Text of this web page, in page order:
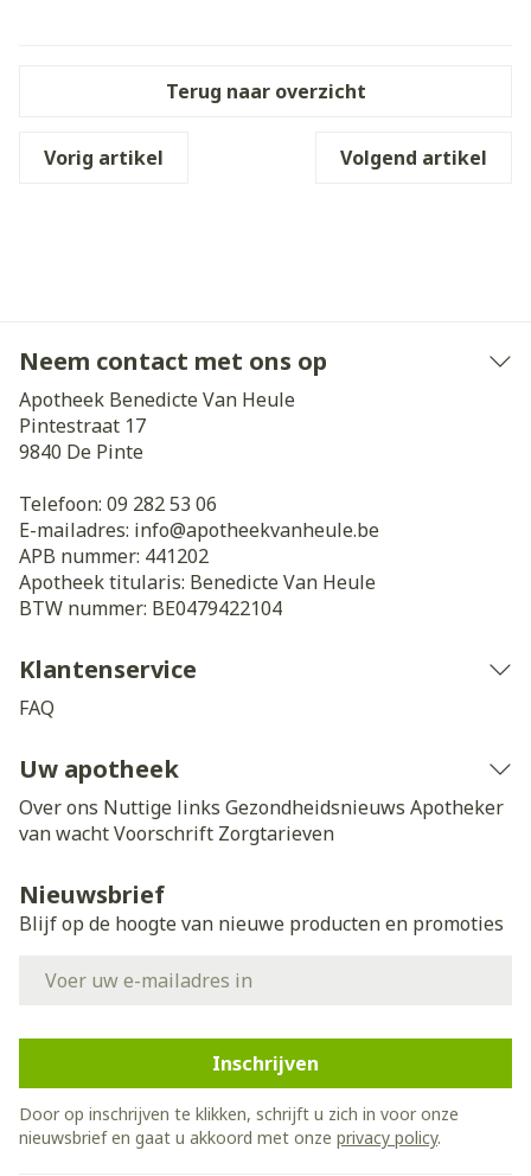
Terug naar overzicht
Vorig artikel Volgend artikel
Neem contact met ons op
Apotheek Benedicte Van Heule
Pintestraat 17
9840 De Pinte
Telefoon: 09 282 53 06
E-mailadres: info@apotheekvanheule.be
APB nummer: 441202
Apotheek titularis: Benedicte Van Heule
BTW nummer: BE0479422104
Klantenservice
FAQ
Uw apotheek
Over ons Nuttige links Gezondheidsnieuws Apotheker
van wachtVoorschrift Zorgtarieven
Nieuwsbrief
Blijf op de hoogte van nieuwe producten en promoties
Inschrijven
Door op inschrijven te klikken, schrijft u zich in voor onze
nieuwsbrief en gaat u akkoord met onze privacy policy.